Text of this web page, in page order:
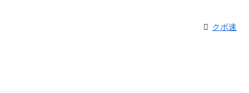
クポ速